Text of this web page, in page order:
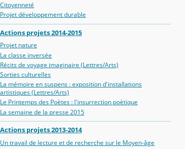
Citoyenneté
Projet développement durable
Actions projets 2014-2015
Projet nature
La classe inversée
Récits de voyage imaginaire (Lettres/Arts)
Sorties culturelles
La mémoire en suspens : exposition d'installations
artistiques (Lettres/Arts)
Le Printemps des Poètes : l'insurrection poètique
La semaine de la presse 2015
Actions projets 2013-2014
Un travail de lecture et de recherche sur le Moyen-âge